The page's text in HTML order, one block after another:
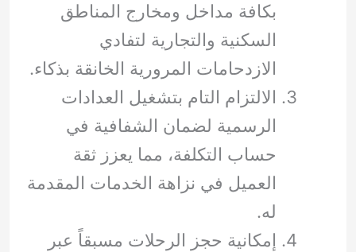
بكافة مداخل ومخارج المناطق
السكنية والتجارية لتفادي
الازدحامات المرورية الخانقة بذكاء.
الالتزام التام بتشغيل العدادات
الرسمية لضمان الشفافية في
حساب التكلفة، مما يعزز ثقة
العميل في نزاهة الخدمات المقدمة
له.
إمكانية حجز الرحلات مسبقاً عبر